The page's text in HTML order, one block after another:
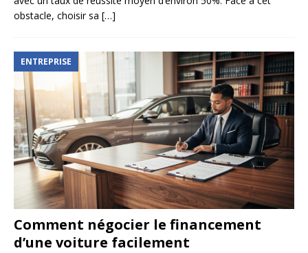
obstacle, choisir sa […]
ENTREPRISE
Comment négocier le financement
d’une voiture facilement